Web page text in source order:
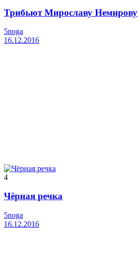
Трибьют Мирославу Немирову
5noga
16.12.2016
4
Чёрная речка
5noga
16.12.2016